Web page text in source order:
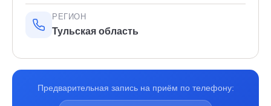
РЕГИОН
Тульская область
Предварительная запись на приём по телефону: